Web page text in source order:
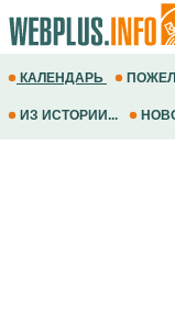
КАЛЕНДАРЬ
ИЗ ИСТОРИИ...